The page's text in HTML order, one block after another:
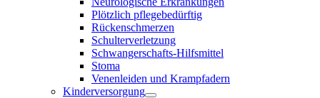
Plötzlich pflegebedürftig
Rückenschmerzen
Schulterverletzung
Schwangerschafts-Hilfsmittel
Stoma
Venenleiden und Krampfadern
Kinderversorgung